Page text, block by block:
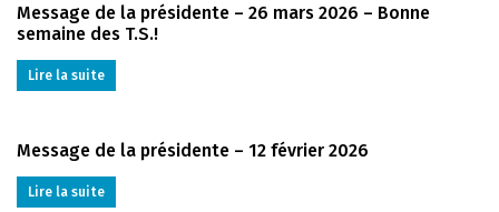
Message de la présidente – 26 mars 2026 – Bonne
semaine des T.S.!
Lire la suite
Message de la présidente – 12 février 2026
Lire la suite